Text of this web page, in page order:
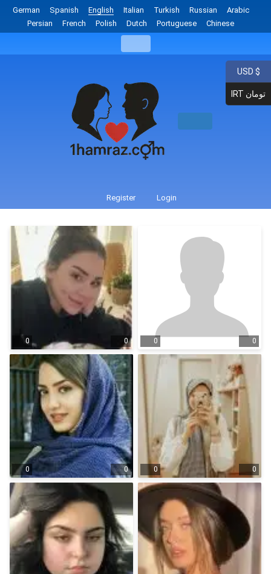
German Spanish English Italian Turkish Russian
Arabic
Persian
French Polish Dutch Portuguese Chinese
Register Login
0 0 0 0
0 0 0 0
USD $
IRT تومان